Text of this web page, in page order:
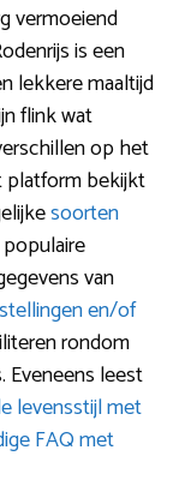
vermoeiend
is een
lekkere maaltijd
flink wat
op het
platform bekijkt
soorten
populaire
van
en/of
rondom
Eveneens leest
levensstijl met
FAQ met